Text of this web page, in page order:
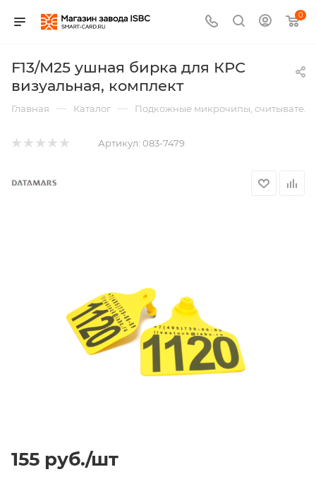
0
F13/М25 ушная бирка для КРС
визуальная, комплект
Главная — Каталог — Подкожные микрочипы,
Артикул: 083-7479
155 руб./шт